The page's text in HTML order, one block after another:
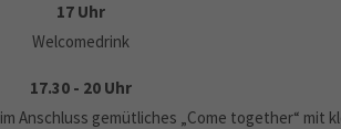
17 Uhr
Welcomedrink
17.30 - 20 Uhr
Anschluss gemütliches „Come together“ mit